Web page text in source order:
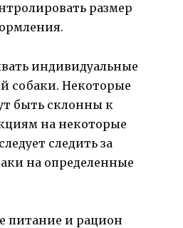
размер
индивидуальные
собаки. Некоторые
быть склонны к
на некоторые
следить за
на определенные
питание и рацион